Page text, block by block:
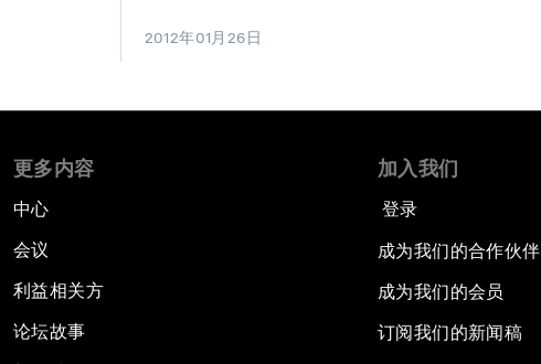
2012年01月26日
更多内容
中心
会议
利益相关方
论坛故事
加入我们
登录
成为我们的合作伙伴
成为我们的会员
订阅我们的新闻稿